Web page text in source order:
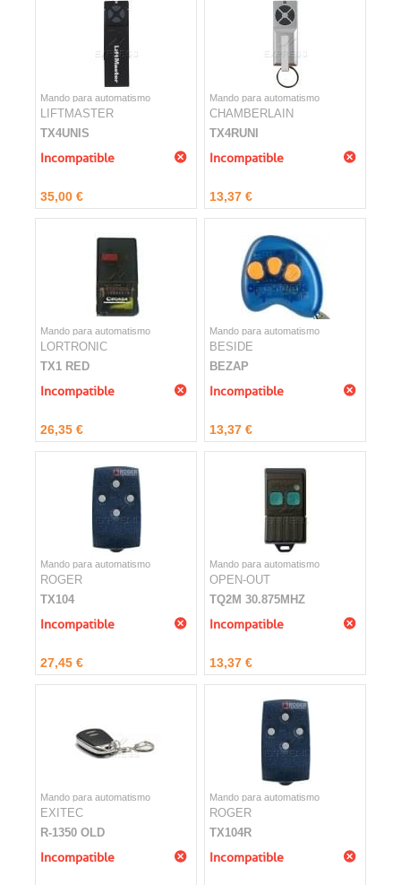
Mando para automatismo
LIFTMASTER
TX4UNIS
Incompatible
35,00 €
Mando para automatismo
CHAMBERLAIN
TX4RUNI
Incompatible
13,37 €
Mando para automatismo
LORTRONIC
TX1 RED
Incompatible
26,35 €
Mando para automatismo
BESIDE
BEZAP
Incompatible
13,37 €
Mando para automatismo
ROGER
TX104
Incompatible
27,45 €
Mando para automatismo
OPEN-OUT
TQ2M 30.875MHZ
Incompatible
13,37 €
Mando para automatismo
EXITEC
R-1350 OLD
Incompatible
Mando para automatismo
ROGER
TX104R
Incompatible